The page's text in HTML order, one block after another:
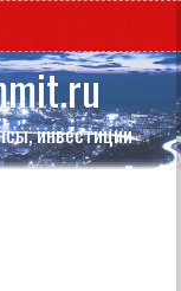
инвестиции